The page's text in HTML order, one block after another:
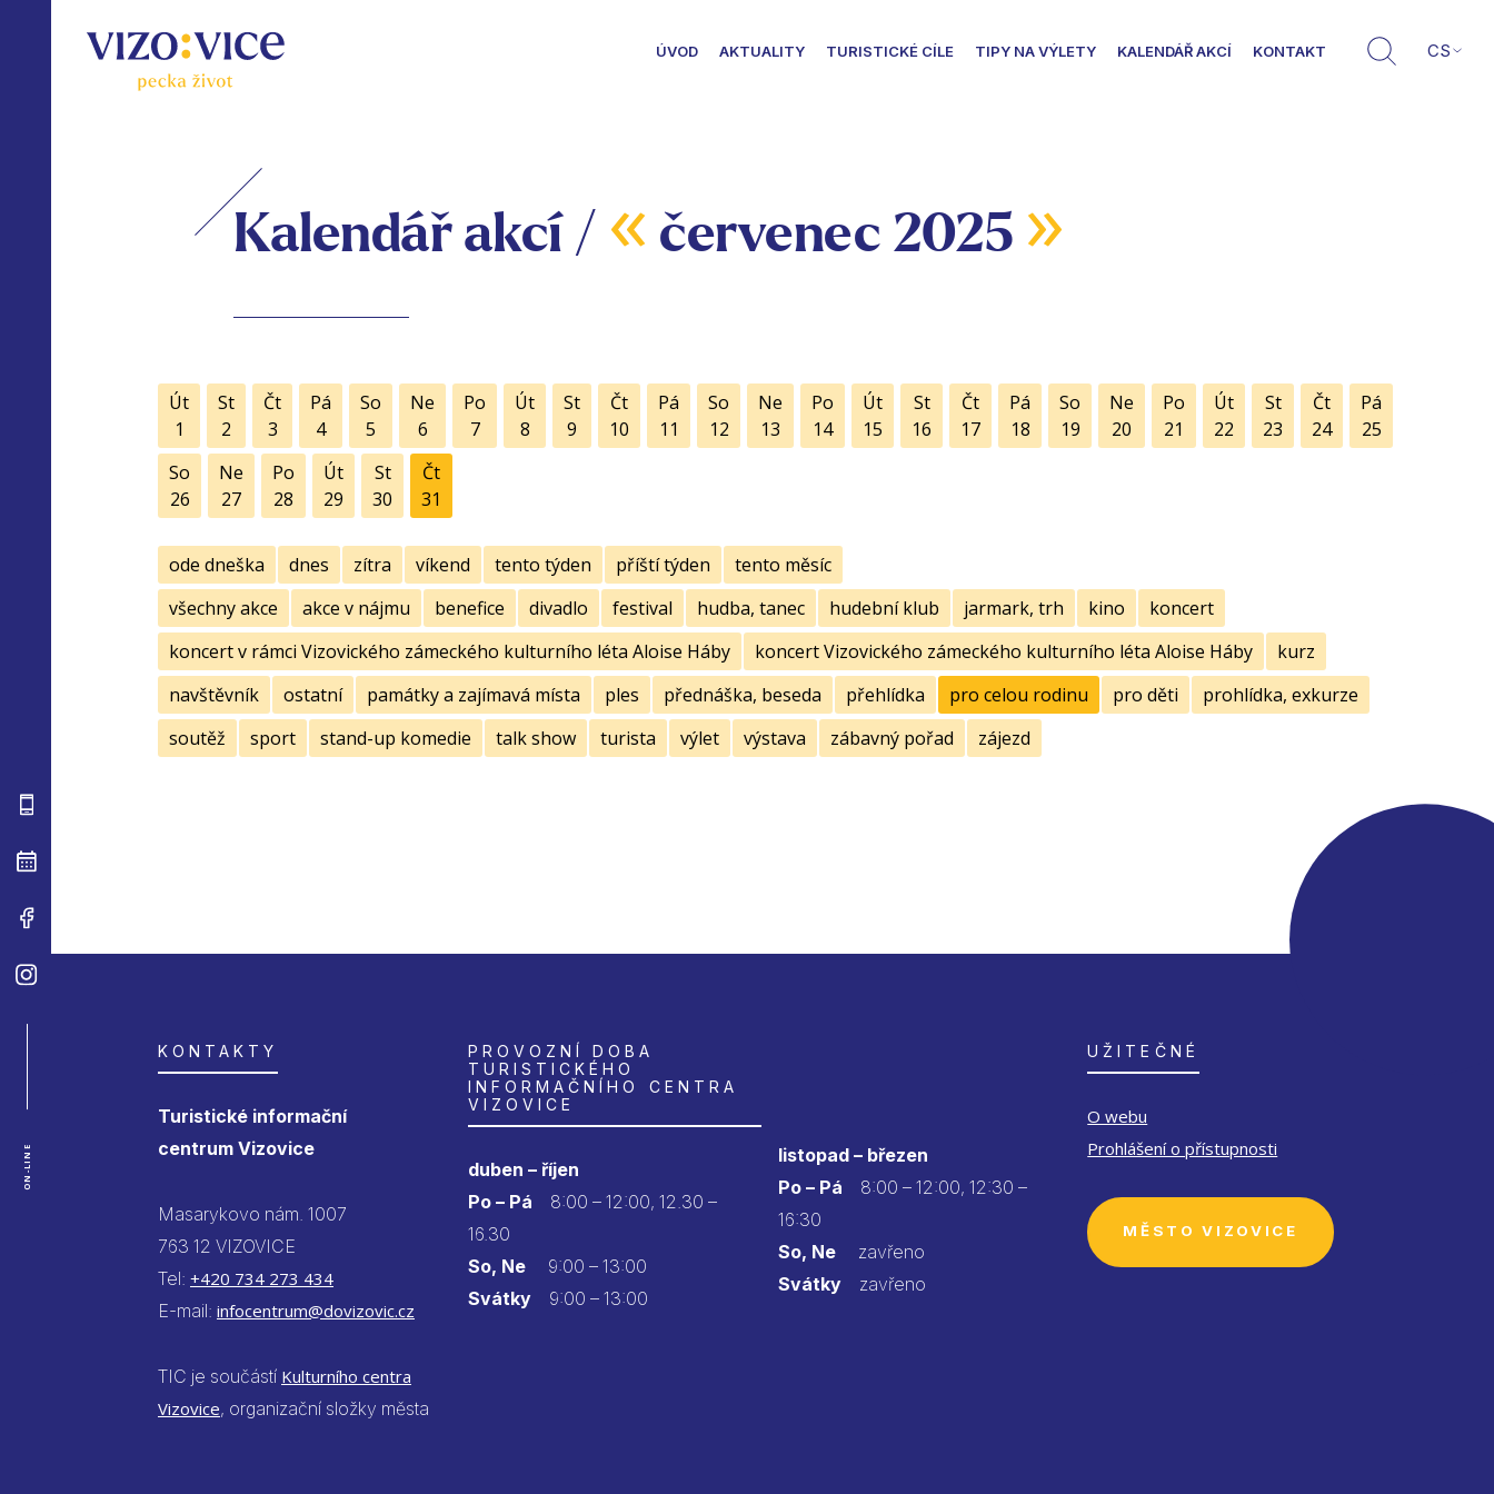
ÚVOD AKTUALITY TURISTICKÉ CÍLE TIPY NA VÝLETY KALENDÁŘ AKCÍ KONTAKT CS
ON-LINE
Kalendář akcí / « červenec 2025 »
Út
1
St
2
Čt
3
Pá
4
So
5
Ne
6
Po
7
Út
8
St
9
Čt
10
Pá
11
So
12
Ne
13
Po
14
Út
15
St
16
Čt
17
Pá
18
So
19
Ne
20
Po
21
Út
22
St
23
Čt
24
Pá
25
So
26
Ne
27
Po
28
Út
29
St
30
Čt
31
ode dneška dnes zítra víkend tento týden příští týden
tento měsíc
všechny akce
akce v nájmu benefice divadlo festival hudba, tanec hudební klub jarmark, trh kino
koncert
koncert v rámci Vizovického zámeckého kulturního léta Aloise Háby
koncert Vizovického zámeckého kulturního léta Aloise Háby
kurz
navštěvník
ostatní památky a zajímavá místa ples přednáška, beseda přehlídka pro celou rodinu pro děti
prohlídka, exkurze
soutěž
sport stand-up komedie talk show turista výlet výstava zábavný pořad zájezd
KONTAKTY
Turistické informační
centrum Vizovice
Masarykovo nám. 1007
763 12 VIZOVICE
Tel: +420 734 273 434
E-mail: infocentrum@dovizovic.cz
TIC je součástí Kulturního centra
Vizovice, organizační složky města
PROVOZNÍ DOBA
TURISTICKÉHO
INFORMAČNÍHO CENTRA
VIZOVICE
duben – říjen
Po – Pá
8:00 – 12:00, 12.30 –
16.30
So, Ne9:00 – 13:00
Svátky9:00 – 13:00
listopad – březen
Po – Pá 8:00 – 12:00, 12:30 –
16:30
So, Nezavřeno
Svátkyzavřeno
UŽITEČNÉ
O webu
Prohlášení o přístupnosti
MĚSTO VIZOVICE